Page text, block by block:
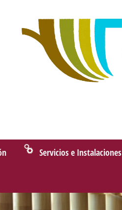
Servicios e Instalaciones